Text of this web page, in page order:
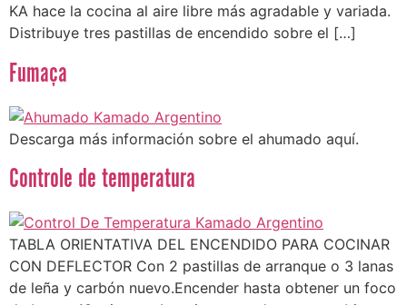
KA hace la cocina al aire libre más agradable y variada.
Distribuye tres pastillas de encendido sobre el […]
Fumaça
Descarga más información sobre el ahumado aquí.
Controle de temperatura
TABLA ORIENTATIVA DEL ENCENDIDO PARA COCINAR
CON DEFLECTOR Con 2 pastillas de arranque o 3 lanas
de leña y carbón nuevo.Encender hasta obtener un foco